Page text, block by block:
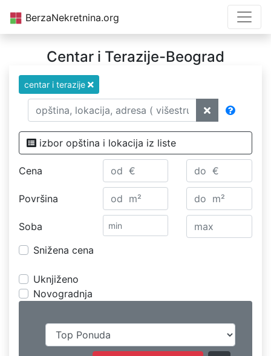
BerzaNekretnina.org
Centar i Terazije-Beograd
centar i terazije
izbor opština i lokacija iz liste
Cena
Površina
Soba
Snižena cena
Uknjiženo
Novogradnja